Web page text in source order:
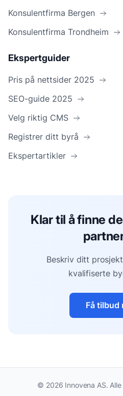
Konsulentfirma Bergen
Konsulentfirma Trondheim
Ekspertguider
Pris på nettsider 2025
SEO-guide 2025
Velg riktig CMS
Registrer ditt byrå
Ekspertartikler
Klar til å finne
Beskriv ditt
kvalifiserte
Få tilbud
© 2026 Innovena AS.